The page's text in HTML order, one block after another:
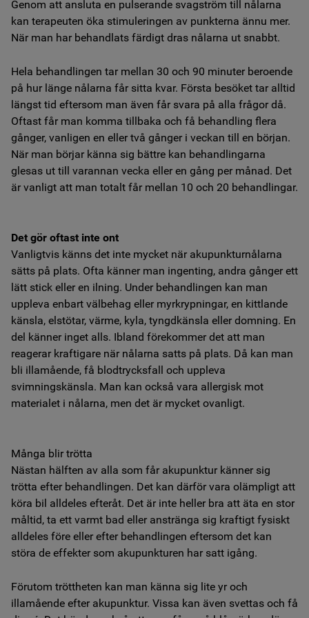
Genom att ansluta en pulserande svagström till nålarna
kan terapeuten öka stimuleringen av punkterna ännu mer.
När man har behandlats färdigt dras nålarna ut snabbt.
Hela behandlingen tar mellan 30 och 90 minuter beroende
på hur länge nålarna får sitta kvar. Första besöket tar alltid
längst tid eftersom man även får svara på alla frågor då.
Oftast får man komma tillbaka och få behandling flera
gånger, vanligen en eller två gånger i veckan till en början.
När man börjar känna sig bättre kan behandlingarna
glesas ut till varannan vecka eller en gång per månad. Det
är vanligt att man totalt får mellan 10 och 20 behandlingar.
Det gör oftast inte ont
Vanligtvis känns det inte mycket när akupunkturnålarna
sätts på plats. Ofta känner man ingenting, andra gånger ett
lätt stick eller en ilning. Under behandlingen kan man
uppleva enbart välbehag eller myrkrypningar, en kittlande
känsla, elstötar, värme, kyla, tyngdkänsla eller domning. En
del känner inget alls. Ibland förekommer det att man
reagerar kraftigare när nålarna satts på plats. Då kan man
bli illamående, få blodtrycksfall och uppleva
svimningskänsla. Man kan också vara allergisk mot
materialet i nålarna, men det är mycket ovanligt.
Många blir trötta
Nästan hälften av alla som får akupunktur känner sig
trötta efter behandlingen. Det kan därför vara olämpligt att
köra bil alldeles efteråt. Det är inte heller bra att äta en stor
måltid, ta ett varmt bad eller anstränga sig kraftigt fysiskt
alldeles före eller efter behandlingen eftersom det kan
störa de effekter som akupunkturen har satt igång.
Förutom tröttheten kan man känna sig lite yr och
illamående efter akupunktur. Vissa kan även svettas och få